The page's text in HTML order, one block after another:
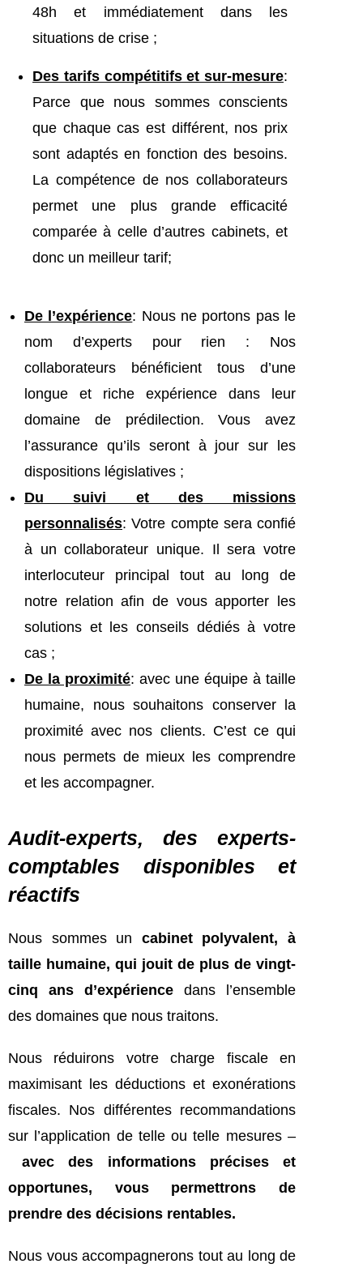
48h et immédiatement dans les
situations de crise ;
Des tarifs compétitifs et sur-mesure:
Parce que nous sommes conscients
que chaque cas est différent, nos prix
sont adaptés en fonction des besoins.
La compétence de nos collaborateurs
permet une plus grande efficacité
comparée à celle d’autres cabinets, et
donc un meilleur tarif;
De l’expérience: Nous ne portons pas le
nom d’experts pour rien : Nos
collaborateurs bénéficient tous d’une
longue et riche expérience dans leur
domaine de prédilection. Vous avez
l’assurance qu’ils seront à jour sur les
dispositions législatives ;
Du suivi et des missions
personnalisés: Votre compte sera confié
à un collaborateur unique. Il sera votre
interlocuteur principal tout au long de
notre relation afin de vous apporter les
solutions et les conseils dédiés à votre
cas ;
De la proximité: avec une équipe à taille
humaine, nous souhaitons conserver la
proximité avec nos clients. C’est ce qui
nous permets de mieux les comprendre
et les accompagner.
Audit-experts, des experts-
comptables disponibles et
réactifs
Nous sommes un cabinet polyvalent, à
taille humaine, qui jouit de plus de vingt-
cinq ans d’expérience dans l’ensemble
des domaines que nous traitons.
Nous réduirons votre charge fiscale en
maximisant les déductions et exonérations
fiscales. Nos différentes recommandations
sur l’application de telle ou telle mesures –
avec des informations précises et
opportunes, vous permettrons de
prendre des décisions rentables.
Nous vous accompagnerons tout au long de